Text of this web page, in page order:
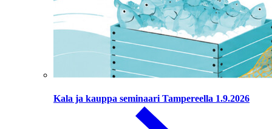
Kala ja kauppa seminaari Tampereella 1.9.2026